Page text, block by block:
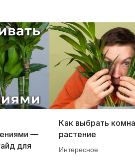
—
для
Как выбрать
растение
Интересное